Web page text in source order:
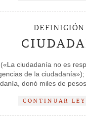
DEFINICIÓN
(«La ciudadanía no es
de la
donó miles de
CONTINUAR